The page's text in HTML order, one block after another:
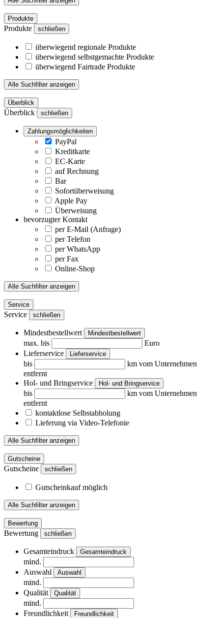
Produkte
Produkte schließen
überwiegend regionale Produkte
überwiegend selbstgemachte Produkte
überwiegend Fairtrade Produkte
Alle Suchfilter anzeigen
Überblick
Überblick schließen
Zahlungsmöglichkeiten
PayPal
Kreditkarte
EC-Karte
auf Rechnung
Bar
Sofortüberweisung
Apple Pay
Überweisung
bevorzugter Kontakt
per E-Mail (Anfrage)
per Telefon
per WhatsApp
per Fax
Online-Shop
Alle Suchfilter anzeigen
Service
Service schließen
Mindestbestellwert Mindestbestellwert
max. bis
Euro
Lieferservice
Lieferservice
bis
km vom Unternehmen
entfernt
Hol- und Bringservice
Hol- und Bringservice
bis
km vom Unternehmen
entfernt
kontaktlose Selbstabholung
Lieferung via Video-Telefonie
Alle Suchfilter anzeigen
Gutscheine
Gutscheine schließen
Gutscheinkauf möglich
Alle Suchfilter anzeigen
Bewertung
Bewertung schließen
Gesamteindruck Gesamteindruck
mind.
Auswahl
Auswahl
mind.
Qualität
Qualität
mind.
Freundlichkeit
Freundlichkeit